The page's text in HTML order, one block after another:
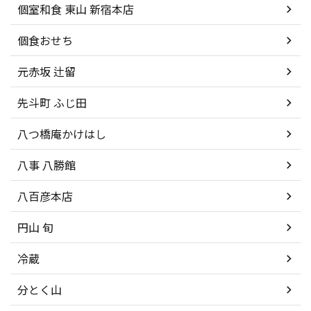
個室和食 東山 新宿本店
個食おせち
元赤坂 辻留
先斗町 ふじ田
八つ橋庵かけはし
八事 八勝館
八百彦本店
円山 旬
冷蔵
分とく山